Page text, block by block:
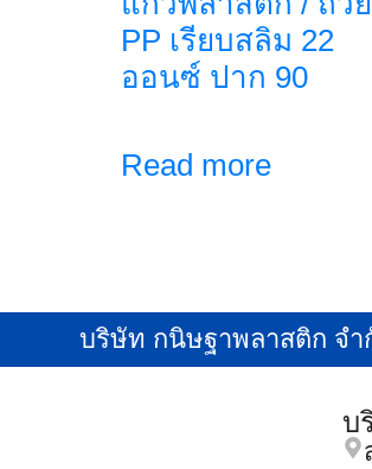
PP เรียบสลิม 22
ออนซ์ ปาก 90
Read more
บริษัท กนิษฐาพลาสติก จำ
บ